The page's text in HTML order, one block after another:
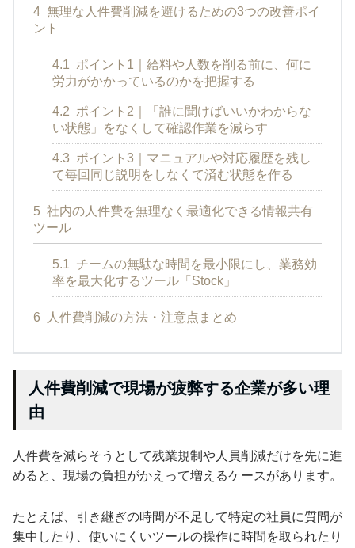
4 無理な人件費削減を避けるための3つの改善ポイ
ント
4.1 ポイント1｜給料や人数を削る前に、何に
労力がかかっているのかを把握する
4.2 ポイント2｜「誰に聞けばいいかわからな
い状態」をなくして確認作業を減らす
4.3 ポイント3｜マニュアルや対応履歴を残し
て毎回同じ説明をしなくて済む状態を作る
5 社内の人件費を無理なく最適化できる情報共有
ツール
5.1 チームの無駄な時間を最小限にし、業務効
率を最大化するツール「Stock」
6 人件費削減の方法・注意点まとめ
人件費削減で現場が疲弊する企業が多い理
由
人件費を減らそうとして残業規制や人員削減だけを先に進
めると、現場の負担がかえって増えるケースがあります。
たとえば、引き継ぎの時間が不足して特定の社員に質問が
集中したり、使いにくいツールの操作に時間を取られたり